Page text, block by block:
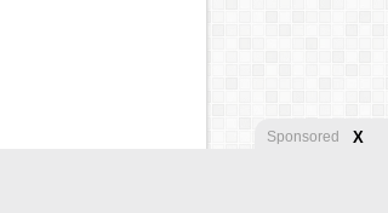
Sponsored X